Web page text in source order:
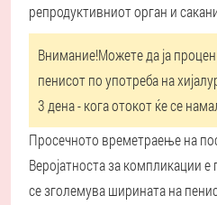
репродуктивниот орган и
Внимание!Можете да ја
пенисот по употреба на
3 дена - кога отокот ќе се
Просечното времетраење на
Веројатноста за компликации е
се зголемува ширината на